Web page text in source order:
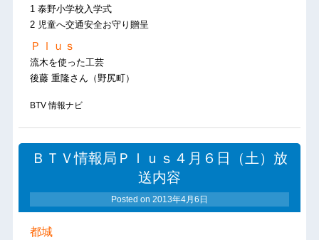
1 泰野小学校入学式
2 児童へ交通安全お守り贈呈
Ｐｌｕｓ
流木を使った工芸
後藤 重隆さん（野尻町）
BTV 情報ナビ
ＢＴＶ情報局Ｐｌｕｓ４月６日（土）放
送内容
Posted on 2013年4月6日
都城